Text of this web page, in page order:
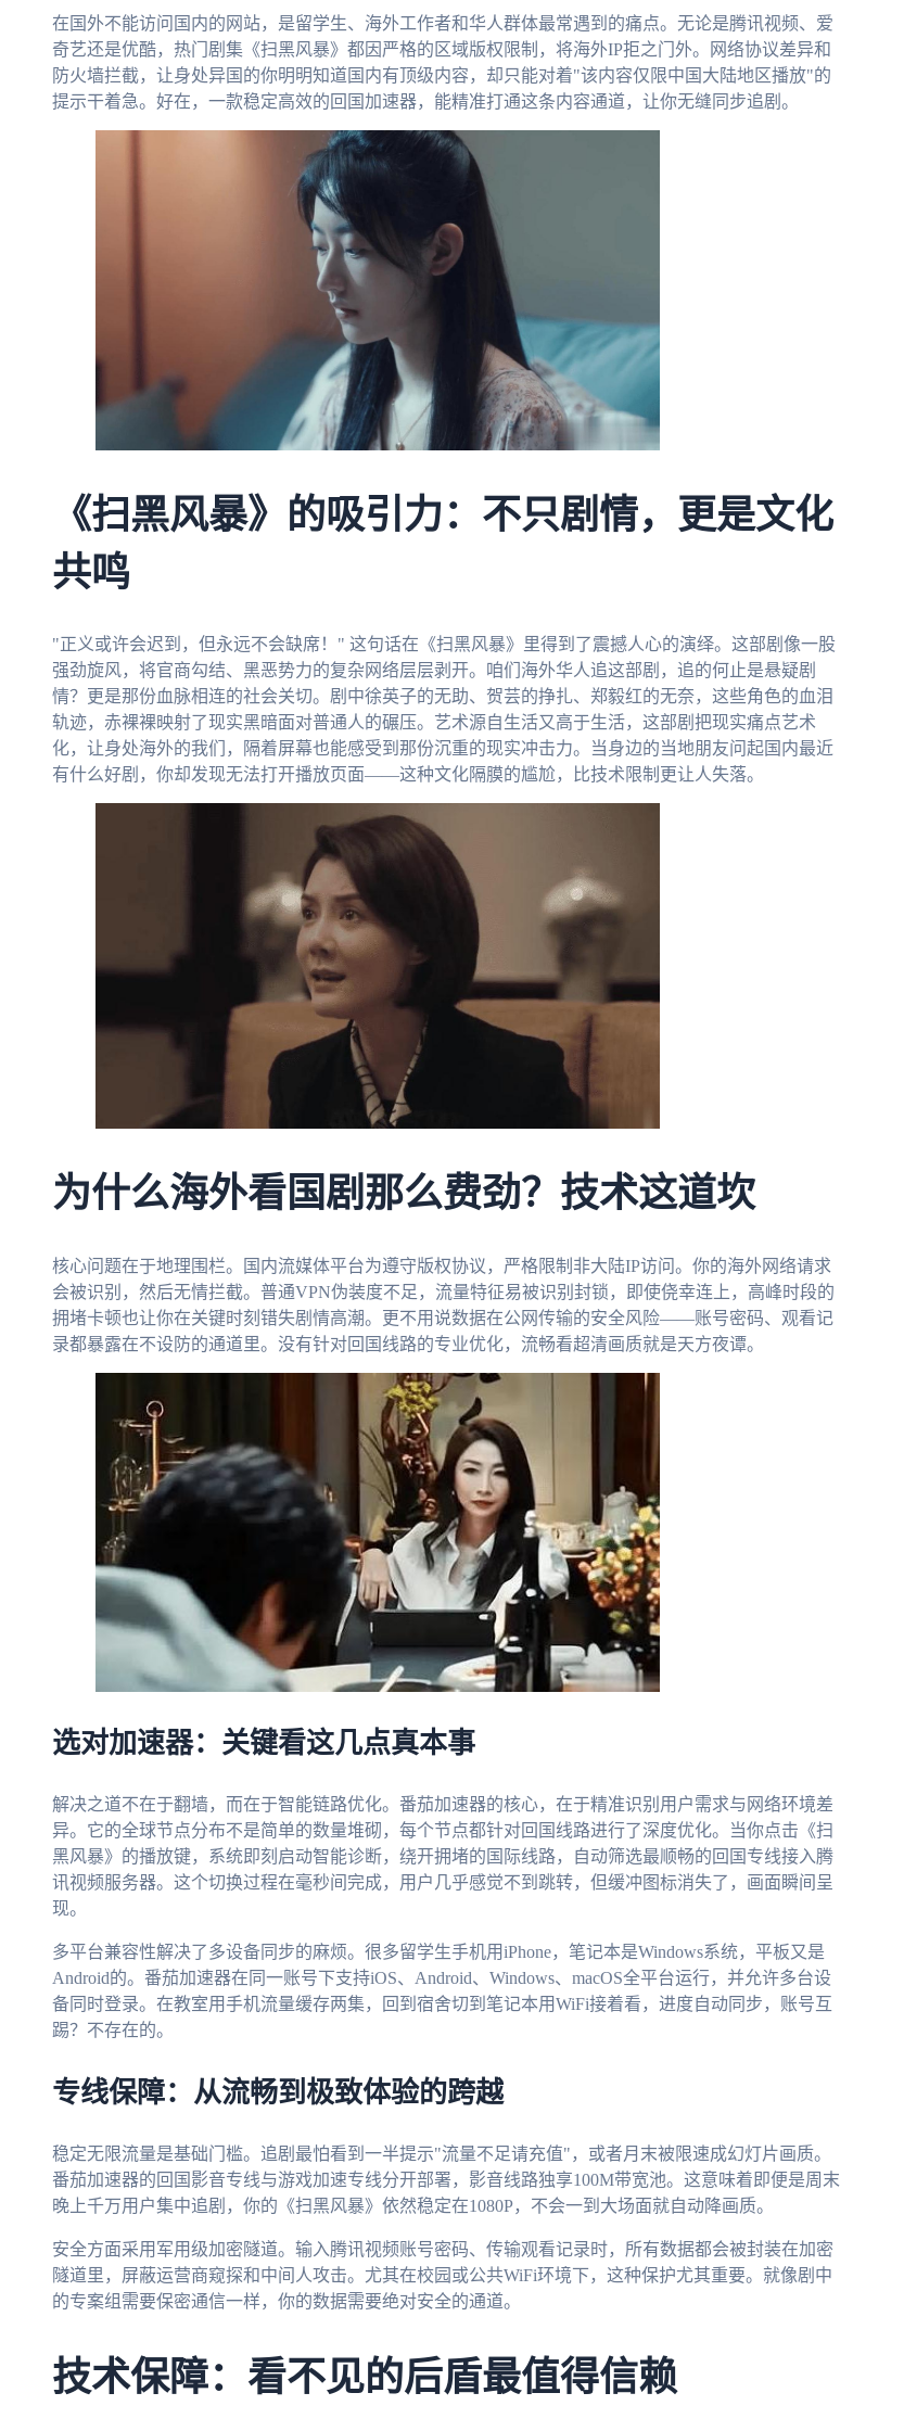
在国外不能访问国内的网站，是留学生、海外工作者和华人群体最常遇到的痛点。无论是腾讯视频、爱
奇艺还是优酷，热门剧集《扫黑风暴》都因严格的区域版权限制，将海外IP拒之门外。网络协议差异和
防火墙拦截，让身处异国的你明明知道国内有顶级内容，却只能对着"该内容仅限中国大陆地区播放"的
提示干着急。好在，一款稳定高效的回国加速器，能精准打通这条内容通道，让你无缝同步追剧。
《扫黑风暴》的吸引力：不只剧情，更是文化
共鸣
"正义或许会迟到，但永远不会缺席！" 这句话在《扫黑风暴》里得到了震撼人心的演绎。这部剧像一股
强劲旋风，将官商勾结、黑恶势力的复杂网络层层剥开。咱们海外华人追这部剧，追的何止是悬疑剧
情？更是那份血脉相连的社会关切。剧中徐英子的无助、贺芸的挣扎、郑毅红的无奈，这些角色的血泪
轨迹，赤裸裸映射了现实黑暗面对普通人的碾压。艺术源自生活又高于生活，这部剧把现实痛点艺术
化，让身处海外的我们，隔着屏幕也能感受到那份沉重的现实冲击力。当身边的当地朋友问起国内最近
有什么好剧，你却发现无法打开播放页面——这种文化隔膜的尴尬，比技术限制更让人失落。
为什么海外看国剧那么费劲？技术这道坎
核心问题在于地理围栏。国内流媒体平台为遵守版权协议，严格限制非大陆IP访问。你的海外网络请求
会被识别，然后无情拦截。普通VPN伪装度不足，流量特征易被识别封锁，即使侥幸连上，高峰时段的
拥堵卡顿也让你在关键时刻错失剧情高潮。更不用说数据在公网传输的安全风险——账号密码、观看记
录都暴露在不设防的通道里。没有针对回国线路的专业优化，流畅看超清画质就是天方夜谭。
选对加速器：关键看这几点真本事
解决之道不在于翻墙，而在于智能链路优化。番茄加速器的核心，在于精准识别用户需求与网络环境差
异。它的全球节点分布不是简单的数量堆砌，每个节点都针对回国线路进行了深度优化。当你点击《扫
黑风暴》的播放键，系统即刻启动智能诊断，绕开拥堵的国际线路，自动筛选最顺畅的回国专线接入腾
讯视频服务器。这个切换过程在毫秒间完成，用户几乎感觉不到跳转，但缓冲图标消失了，画面瞬间呈
现。
多平台兼容性解决了多设备同步的麻烦。很多留学生手机用iPhone，笔记本是Windows系统，平板又是
Android的。番茄加速器在同一账号下支持iOS、Android、Windows、macOS全平台运行，并允许多台设
备同时登录。在教室用手机流量缓存两集，回到宿舍切到笔记本用WiFi接着看，进度自动同步，账号互
踢？不存在的。
专线保障：从流畅到极致体验的跨越
稳定无限流量是基础门槛。追剧最怕看到一半提示"流量不足请充值"，或者月末被限速成幻灯片画质。
番茄加速器的回国影音专线与游戏加速专线分开部署，影音线路独享100M带宽池。这意味着即便是周末
晚上千万用户集中追剧，你的《扫黑风暴》依然稳定在1080P，不会一到大场面就自动降画质。
安全方面采用军用级加密隧道。输入腾讯视频账号密码、传输观看记录时，所有数据都会被封装在加密
隧道里，屏蔽运营商窥探和中间人攻击。尤其在校园或公共WiFi环境下，这种保护尤其重要。就像剧中
的专案组需要保密通信一样，你的数据需要绝对安全的通道。
技术保障：看不见的后盾最值得信赖